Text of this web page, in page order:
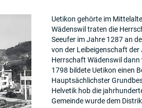
Uetikon gehörte im
Wädenswil traten die
Seeufer im Jahre 1287 an
von der Leibeigenschaft
Herrschaft Wädenswil
1798 bildete Uetikon einen
Hauptsächlichster
Helvetik hob die
Gemeinde wurde dem